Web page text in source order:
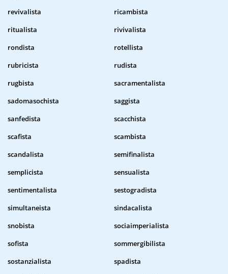
revivalista
ricambista
ritualista
rivivalista
rondista
rotellista
rubricista
rudista
rugbista
sacramentalista
sadomasochista
saggista
sanfedista
scacchista
scafista
scambista
scandalista
semifinalista
semplicista
sensualista
sentimentalista
sestogradista
simultaneista
sindacalista
snobista
sociaimperialista
sofista
sommergibilista
sostanzialista
spadista